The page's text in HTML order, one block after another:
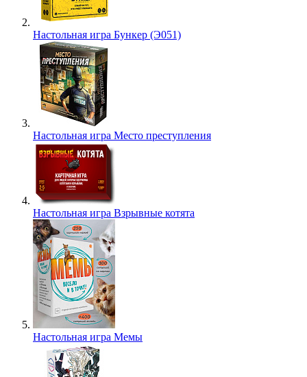
Настольная игра Бункер (Э051)
Настольная игра Место преступления
Настольная игра Взрывные котята
Настольная игра Мемы